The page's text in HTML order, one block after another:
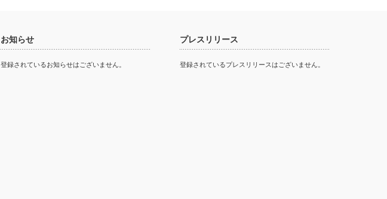
お知らせ
登録されているお知らせはございません。
プレスリリース
登録されているプレスリリースはございません。